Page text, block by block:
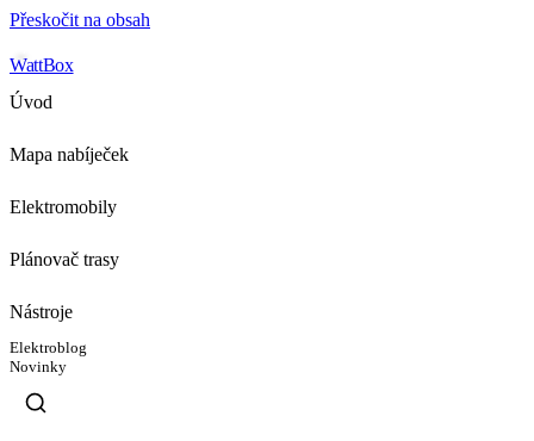
Přeskočit na obsah
WattBox
Úvod
Mapa nabíječek
Elektromobily
Plánovač trasy
Nástroje
Elektroblog
Novinky